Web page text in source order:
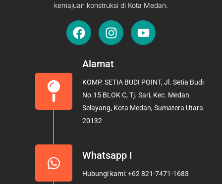
kemajuan konstruksi di Kota Medan.
F
a
e
o
o
k
I
n
t
g
r
a
Y
o
b
e
Alamat
KOMP. SETIA BUDI POINT, Jl. Setia Budi
No.15 BLOK C, Tj. Sari, Kec. Medan
Selayang, Kota Medan, Sumatera Utara
20132
Whatsapp I
Hubungi kami: +62 821-7471-1683